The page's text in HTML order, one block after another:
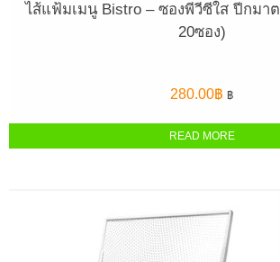
ไส้แฟ้มเมนู Bistro – ซองพีวีซีใส ปีกมา
20ซอง)
280.00฿ ฿
READ MORE